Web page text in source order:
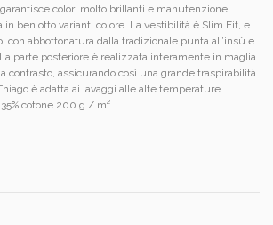
colori molto brillanti e manutenzione
in ben otto varianti colore. La vestibilità è Slim Fit, e
con abbottonatura dalla tradizionale punta all’insù e
parte posteriore è realizzata interamente in maglia
contrasto, assicurando così una grande traspirabilità
è adatta ai lavaggi alle alte temperature.
cotone 200 g / m²